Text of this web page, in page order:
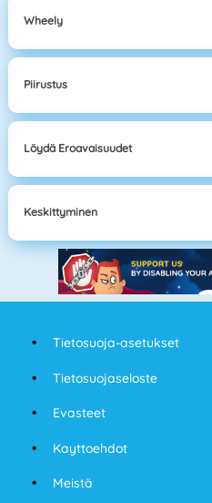
Wheely
Piirustus
Löydä Eroavaisuudet
Keskittyminen
Tietosuoja-asetukset
Tietosuojaseloste
Evasteet
Kayttoehdot
Meistä